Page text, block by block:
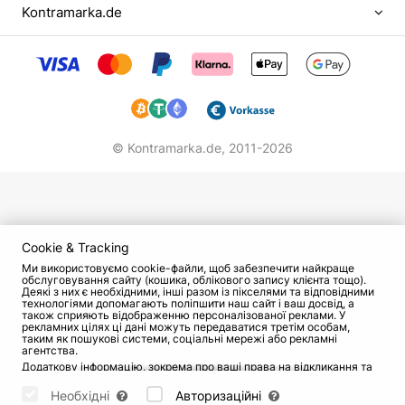
життя з негласним поділом радянських
громадян на тих, у кого блат, і всіх інших.
Хлопчика, який ріс без батька, з матір'ю, що
найнеобхідніше, врятував від вулиці спорт.
шкільної лави йшли в кримінальні банди, які
Красень чоловік
Чорненький з Іванушек не просто "качок", він
кандидат у майстри спорту з плавання.
Культуризмом Кирило став займатися пізніше,
на хвилі загального захоплення цим
спортивним напрямком. Хороші зовнішні дані
демобілізації з армії. Він прочитав оголошення
Kontramarka.de
© Kontramarka.de, 2011-2026
Cookie & Tracking
Ми використовуємо cookie-файли, щоб забезпечити найкраще
обслуговування сайту (кошика, облікового запису клієнта тощо).
Деякі з них є необхідними, інші разом із пікселями та відповідними
технологіями допомагають поліпшити наш сайт і ваш досвід, а
також сприяють відображенню персоналізованої реклами. У
рекламних цілях ці дані можуть передаватися третім особам,
таким як пошукові системи, соціальні мережі або рекламні
агентства.
Додаткову інформацію, зокрема про ваші права на відкликання та
Будь ласка, виберіть нижче, які куки можуть бути встановлені, і
Необхідні Авторизаційні